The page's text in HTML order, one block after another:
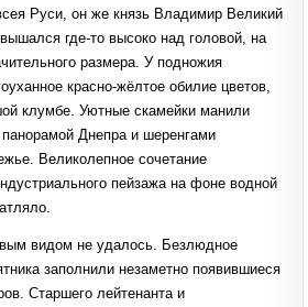
Руси, он же князь Владимир Великий
где-то высоко над головой, на
размера. У подножия
красно-жёлтое обилие цветов,
клумбе. Уютные скамейки манили
Днепра и шеренгами
Великолепное сочетание
пейзажа на фоне водной
видом не удалось. Безлюдное
заполнили незаметно появившиеся
Старшего лейтенанта и